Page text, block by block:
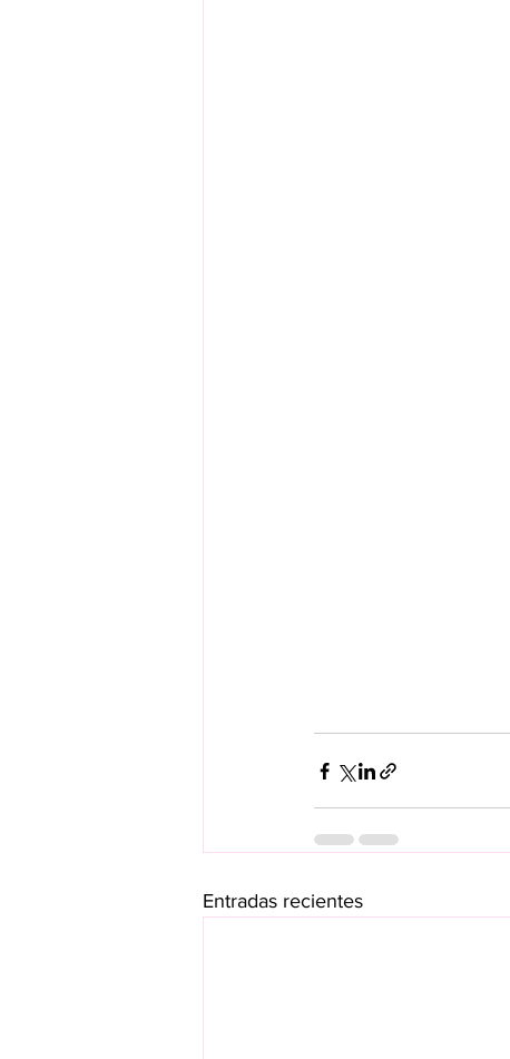
Entradas recientes